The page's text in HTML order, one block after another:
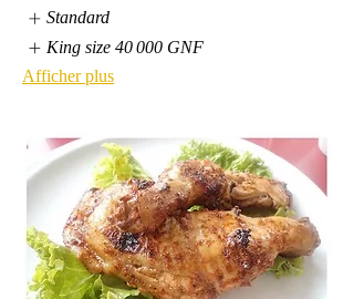
Standard
King size 40 000 GNF
Afficher plus